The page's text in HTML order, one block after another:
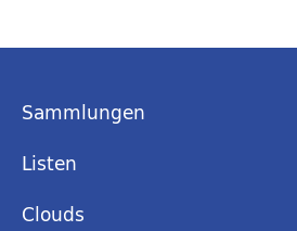
Sammlungen
Listen
Clouds